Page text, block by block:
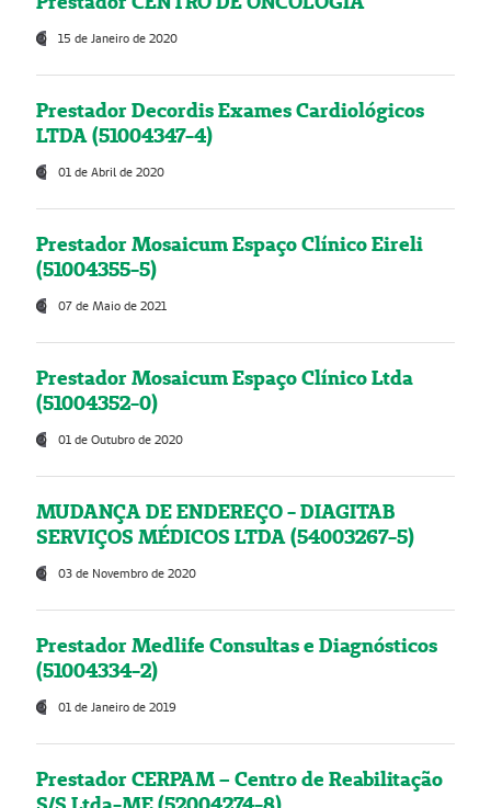
15 de Janeiro de 2020
Prestador Decordis Exames Cardiológicos
LTDA (51004347-4)
01 de Abril de 2020
Prestador Mosaicum Espaço Clínico Eireli
(51004355-5)
07 de Maio de 2021
Prestador Mosaicum Espaço Clínico Ltda
(51004352-0)
01 de Outubro de 2020
MUDANÇA DE ENDEREÇO - DIAGITAB
SERVIÇOS MÉDICOS LTDA (54003267-5)
03 de Novembro de 2020
Prestador Medlife Consultas e Diagnósticos
(51004334-2)
01 de Janeiro de 2019
Prestador CERPAM – Centro de Reabilitação